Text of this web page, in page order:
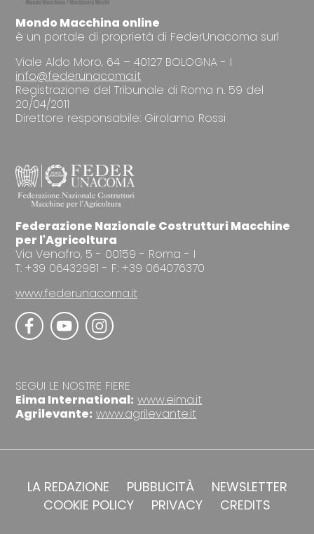
Mondo Macchina online
è un portale di proprietà di FederUnacoma surl
Viale Aldo Moro, 64 – 40127 BOLOGNA - I
info@federunacoma.it
Registrazione del Tribunale di Roma n. 59 del
20/04/2011
Direttore responsabile: Girolamo Rossi
Federazione Nazionale Costrutturi Macchine
per l'Agricoltura
Via Venafro, 5 - 00159 - Roma - I
T: +39 06432981 - F: +39 064076370
www.federunacoma.it
SEGUI LE NOSTRE FIERE
Eima International: www.eima.it
Agrilevante: www.agrilevante.it
LA REDAZIONE PUBBLICITÀ
NEWSLETTER
COOKIE POLICY
PRIVACY CREDITS